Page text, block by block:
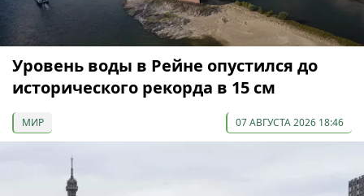
Уровень воды в Рейне опустился до
исторического рекорда в 15 см
МИР 07 АВГУСТА 2026 18:46